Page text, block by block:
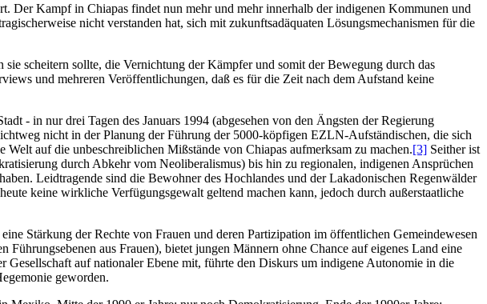
Der Kampf in Chiapas findet nun mehr und mehr innerhalb der indigenen Kommunen und
nicht verstanden hat, sich mit zukunftsadäquaten Lösungsmechanismen für die
scheitern sollte, die Vernichtung der Kämpfer und somit der Bewegung durch das
und mehreren Veröffentlichungen, daß es für die Zeit nach dem Aufstand keine
- in nur drei Tagen des Januars 1994 (abgesehen von den Ängsten der Regierung
nicht in der Planung der Führung der 5000-köpfigen EZLN-Aufständischen, die sich
auf die unbeschreiblichen Mißstände von Chiapas aufmerksam zu machen.[3] Seither ist
durch Abkehr vom Neoliberalismus) bis hin zu regionalen, indigenen Ansprüchen
Leidtragende sind die Bewohner des Hochlandes und der Lakadonischen Regenwälder
keine wirkliche Verfügungsgewalt geltend machen kann, jedoch durch außerstaatliche
Stärkung der Rechte von Frauen und deren Partizipation im öffentlichen Gemeindewesen
aus Frauen), bietet jungen Männern ohne Chance auf eigenes Land eine
auf nationaler Ebene mit, führte den Diskurs um indigene Autonomie in die
geworden.